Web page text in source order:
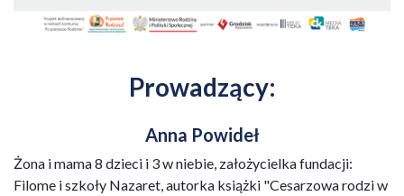
Prowadzący:
Anna Powideł
Żona i mama 8 dzieci i 3 w niebie, założycielka fundacji:
Filome i szkoły Nazaret, autorka książki "Cesarzowa rodzi w